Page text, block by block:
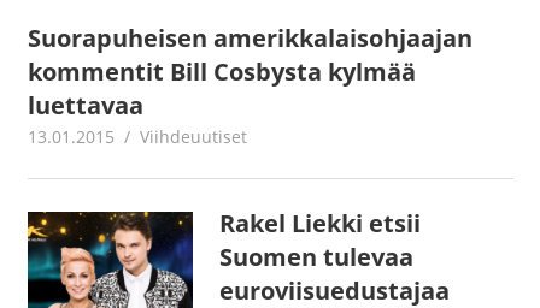
Suorapuheisen amerikkalaisohjaajan
kommentit Bill Cosbysta kylmää
luettavaa
13.01.2015 mestanet
Viihdeuutiset
Rakel Liekki etsii
Suomen tulevaa
euroviisuedustajaa